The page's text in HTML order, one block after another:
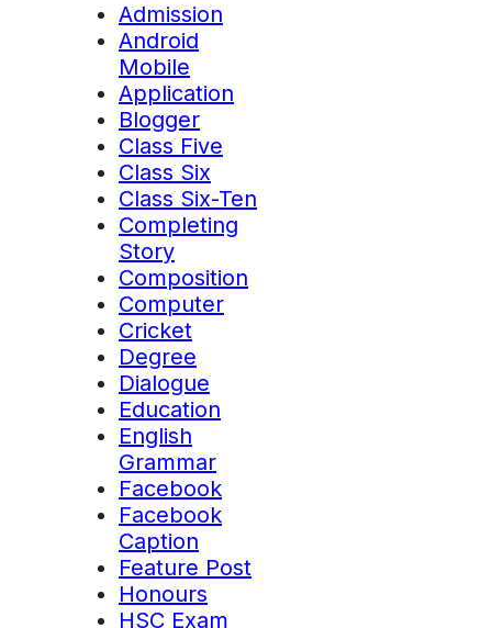
Admission
Android
Mobile
Application
Blogger
Class Five
Class Six
Class Six-Ten
Completing
Story
Composition
Computer
Cricket
Degree
Dialogue
Education
English
Grammar
Facebook
Facebook
Caption
Feature Post
Honours
HSC Exam